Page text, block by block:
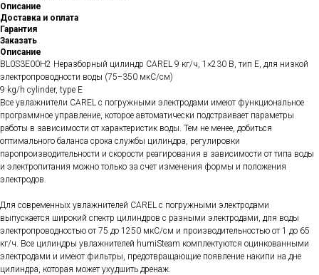
Описание
Доставка и оплата
Гарантия
Заказать
Описание
BL0S3E00H2 Неразборный цилиндр CAREL 9 кг/ч, 1×230 В, тип E, для низкой
электропроводности воды (75−350 мкС/см)
9 kg/h cylinder, type E
Все увлажнители CAREL с погружными электродами имеют функциональное
программное управление, которое автоматически подстраивает параметры
работы в зависимости от характеристик воды. Тем не менее, добиться
оптимального баланса срока службы цилиндра, регулировки
паропроизводительности и скорости реагирования в зависимости от типа воды
и электропитания можно только за счет изменения формы и положения
электродов.
Для современных увлажнителей CAREL с погружными электродами
выпускается широкий спектр цилиндров с разными электродами, для воды
электропроводностью от 75 до 1250 мкС/см и производительностью от 1 до 65
кг/ч. Все цилиндры увлажнителей humiSteam комплектуются оцинкованными
электродами и имеют фильтры, предотвращающие появление накипи на дне
цилиндра, которая может ухудшить дренаж.